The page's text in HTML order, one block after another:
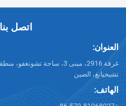
اتصل بنا
العنوان:
غرفة 2916، مبنى 3، ساحة
تشيجيانغ، الصين
الهاتف: